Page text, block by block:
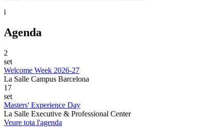
i
Agenda
2
set
Welcome Week 2026-27
La Salle Campus Barcelona
17
set
Masters' Experience Day
La Salle Executive & Professional Center
Veure tota l'agenda